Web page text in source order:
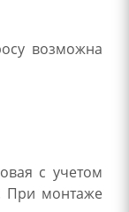
возможна
с учетом
При монтаже